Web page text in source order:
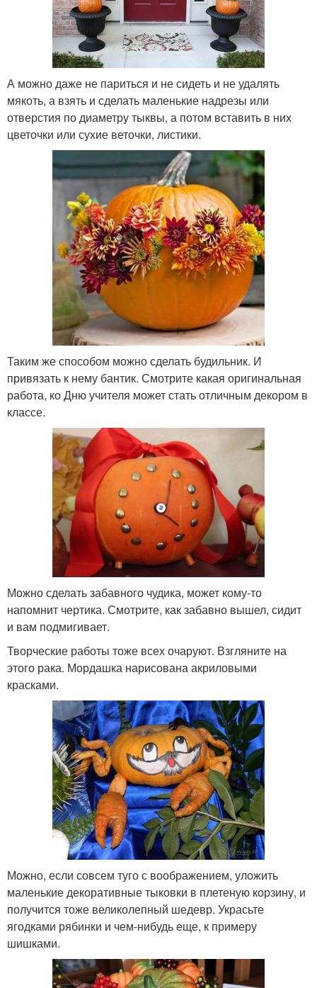
А можно даже не париться и не сидеть и не удалять
мякоть, а взять и сделать маленькие надрезы или
отверстия по диаметру тыквы, а потом вставить в них
цветочки или сухие веточки, листики.
Таким же способом можно сделать будильник. И
привязать к нему бантик. Смотрите какая оригинальная
работа, ко Дню учителя может стать отличным декором в
классе.
Можно сделать забавного чудика, может кому-то
напомнит чертика. Смотрите, как забавно вышел, сидит
и вам подмигивает.
Творческие работы тоже всех очаруют. Взгляните на
этого рака. Мордашка нарисована акриловыми
красками.
Можно, если совсем туго с воображением, уложить
маленькие декоративные тыковки в плетеную корзину, и
получится тоже великолепный шедевр. Украсьте
ягодками рябинки и чем-нибудь еще, к примеру
шишками.